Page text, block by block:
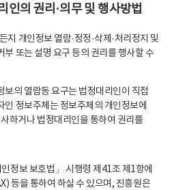
인의 권리·의무 및 행사방법
지 개인정보 열람·정정·삭제·처리정지 및
또는 설명 요구 등의 권리를 행사할 수
의 열람등 요구는 법정대리인이 직접
정보주체는 정보주체의 개인정보에
하거나 법정대리인을 통하여 권리를
정보 보호법」 시행령 제41조 제1항에
등을 통하여 하실 수 있으며, 진흥원은